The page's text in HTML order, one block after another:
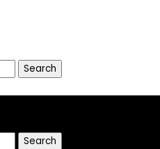
Search
Search